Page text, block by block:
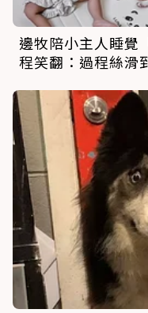
邊牧陪小主人睡覺
程笑翻：過程絲滑